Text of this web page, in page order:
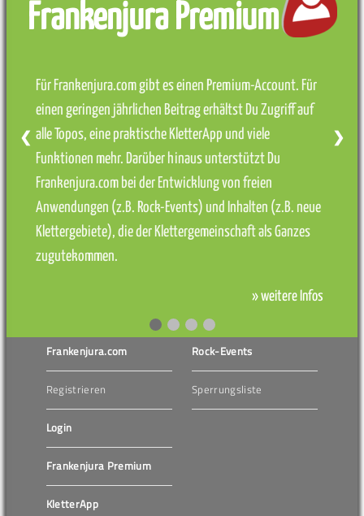
Frankenjura Premium
Für Frankenjura.com gibt es einen Premium-Account. Für
einen geringen jährlichen Beitrag erhältst Du Zugriff auf
alle Topos, eine praktische KletterApp und viele
Funktionen mehr. Darüber hinaus unterstützt Du
Frankenjura.com bei der Entwicklung von freien
Anwendungen (z.B. Rock-Events) und Inhalten (z.B. neue
Klettergebiete), die der Klettergemeinschaft als Ganzes
zugutekommen.
» weitere Infos
❮ ❯
Frankenjura.com
Registrieren
Login
Frankenjura Premium
KletterApp
Rock-Events
Sperrungsliste